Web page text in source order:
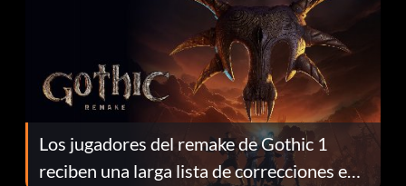
Los jugadores del remake de Gothic 1
reciben una larga lista de correcciones en